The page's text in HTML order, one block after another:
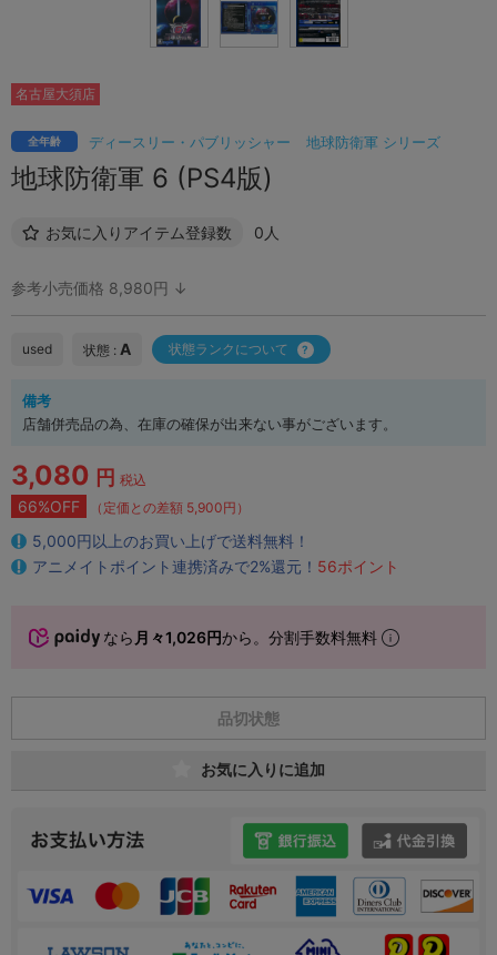
ディースリー・パブリッシャー 地球防衛軍 シリーズ
全年齢
地球防衛軍 6 (PS4版)
お気に入りアイテム登録数 0人
名古屋大須店
参考小売価格 8,980円 ↓
used 状態 : A 状態ランクについて
備考
店舗併売品の為、在庫の確保が出来ない事がございます。
3,080 円 税込
66%OFF （定価との差額 5,900円）
5,000円以上のお買い上げで送料無料！
アニメイトポイント連携済みで2%還元！ 56ポイント
なら 月々1,026円から。分割手数料無料
品切状態
お気に入りに追加